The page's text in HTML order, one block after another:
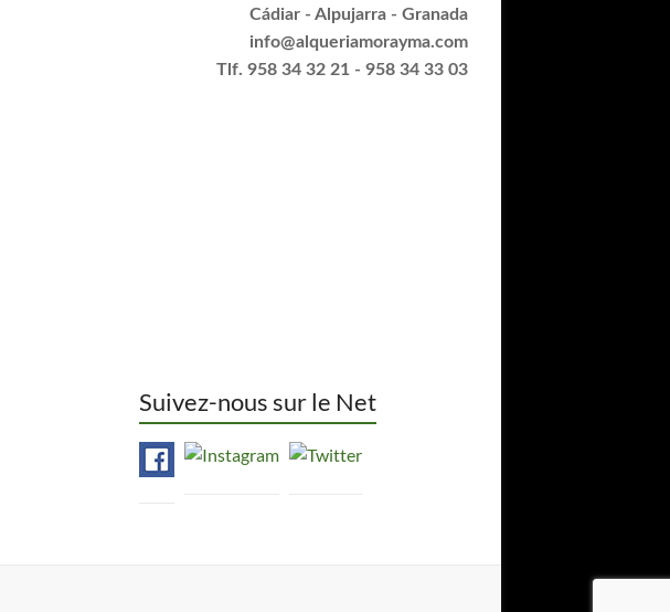
Cádiar - Alpujarra - Granada
info@alqueriamorayma.com
Tlf. 958 34 32 21 - 958 34 33 03
Suivez-nous sur le Net